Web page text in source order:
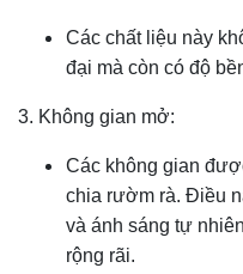
Các chất liệu này
đại mà còn có độ
3. Không gian mở:
Các không gian
chia rườm rà. Điều
và ánh sáng tự
rộng rãi.